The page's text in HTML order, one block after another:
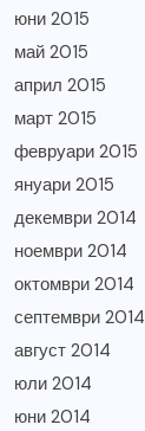
юни 2015
май 2015
април 2015
март 2015
февруари 2015
януари 2015
декември 2014
ноември 2014
октомври 2014
септември 2014
август 2014
юли 2014
юни 2014